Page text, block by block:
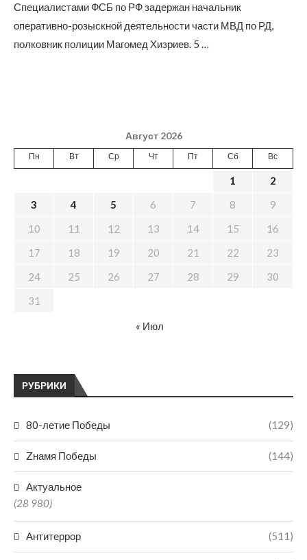
Специалистами ФСБ по РФ задержан начальник
оперативно-розыскной деятельности части МВД по РД,
полковник полиции Магомед Хизриев. 5 …
РУБРИКИ
80-летие Победы (129)
Zнамя Победы (144)
Актуальное
(28 980)
Антитеррор (511)
Август 2026
Пн Вт Ср Чт Пт Сб Вс
1
2
3
4 5 6 7 8
9
10
11 12 13 14 15
16
17
18 19 20 21 22
23
24
25 26 27 28 29
30
31
« Июл